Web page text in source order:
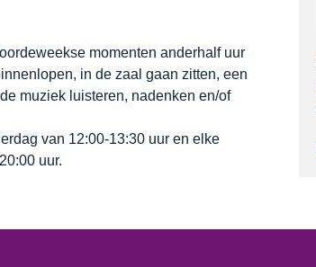
momenten anderhalf uur
in de zaal gaan zitten, een
muziek luisteren, nadenken en/of
van 12:00-13:30 uur en elke
uur.